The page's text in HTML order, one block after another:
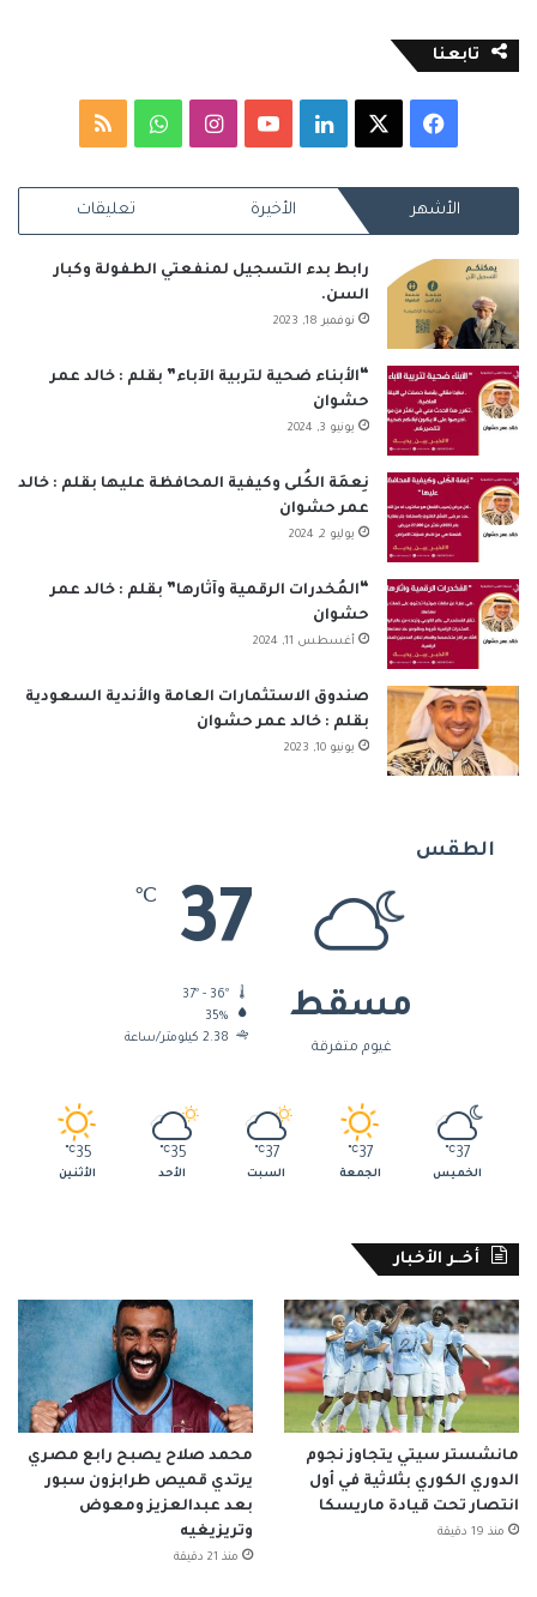
تابعنا
فيسبوك لينكدإن‫YouTubeانستقرامواتسابملخص
RSS الأشهر الأخيرة تعليقات
رابط بدء التسجيل لمنفعتي الطفولة وكبار
السن.
نوفمبر 18, 2023
“الأبناء ضحية لتربية الآباء” بقلم : خالد عمر
حشوان
يونيو 3, 2024
نِعمَة الكُلى وكيفية المحافظة عليها بقلم : خالد
عمر حشوان
يوليو 2, 2024
“المُخدرات الرقمية وآثارها” بقلم : خالد عمر
حشوان
أغسطس 11, 2024
صندوق الاستثمارات العامة والأندية السعودية
بقلم : خالد عمر حشوان
يونيو 10, 2023
الطقس
مسقط
غيوم متفرقة
37
℃
35%
2.38 كيلومتر/ساعة
37
℃
الخميس
37
℃
الجمعة
37
℃
السبت
35
℃
الأحد
35
℃
الأثنين
أخــر الأخبار
مانشستر سيتي يتجاوز نجوم
الدوري الكوري بثلاثية في أول
انتصار تحت قيادة ماريسكا
منذ 19 دقيقة
محمد صلاح يصبح رابع مصري
يرتدي قميص طرابزون سبور
بعد عبدالعزيز ومعوض
وتريزيغيه
منذ 21 دقيقة